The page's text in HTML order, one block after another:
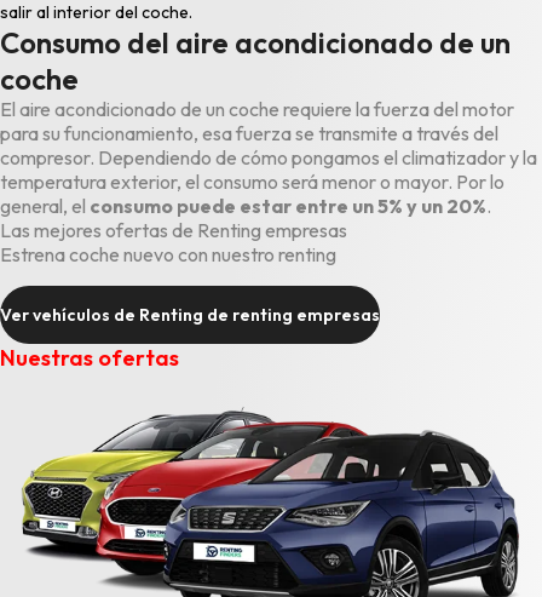
salir al interior del coche.
Consumo del aire acondicionado de un
coche
El aire acondicionado de un coche requiere la fuerza del motor
para su funcionamiento, esa fuerza se transmite a través del
compresor. Dependiendo de cómo pongamos el climatizador y la
temperatura exterior, el consumo será menor o mayor. Por lo
general, el consumo puede estar entre un 5% y un 20%.
Las mejores ofertas de Renting empresas
Estrena coche nuevo con nuestro renting
Ver vehículos de Renting de renting empresas
Nuestras ofertas